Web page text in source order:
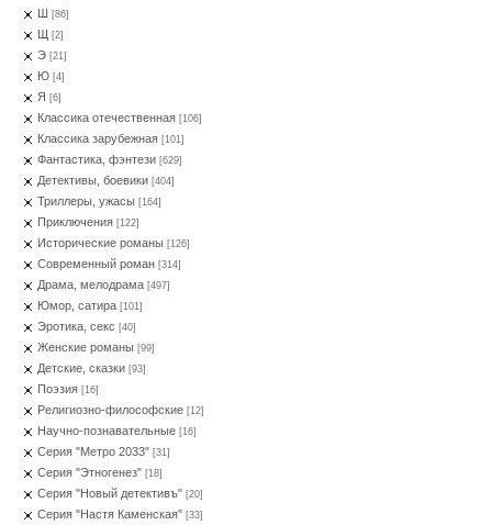
Ш [86]
Щ [2]
Э [21]
Ю [4]
Я [6]
Классика отечественная [106]
Классика зарубежная [101]
Фантастика, фэнтези [629]
Детективы, боевики [404]
Триллеры, ужасы [164]
Приключения [122]
Исторические романы [126]
Современный роман [314]
Драма, мелодрама [497]
Юмор, сатира [101]
Эротика, секс [40]
Женские романы [99]
Детские, сказки [93]
Поэзия [16]
Религиозно-философские [12]
Научно-познавательные [16]
Серия "Метро 2033" [31]
Серия "Этногенез" [18]
Серия "Новый детективъ" [20]
Серия "Настя Каменская" [33]